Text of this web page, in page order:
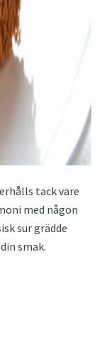
tack vare
med någon
sur grädde
smak.